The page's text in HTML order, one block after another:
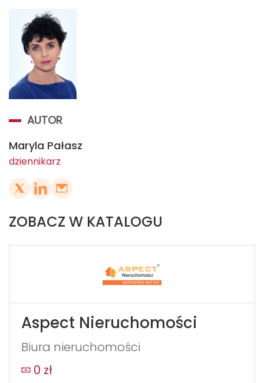
AUTOR
Maryla Pałasz
dziennikarz
ZOBACZ W KATALOGU
Aspect Nieruchomości
Biura nieruchomości
0 zł